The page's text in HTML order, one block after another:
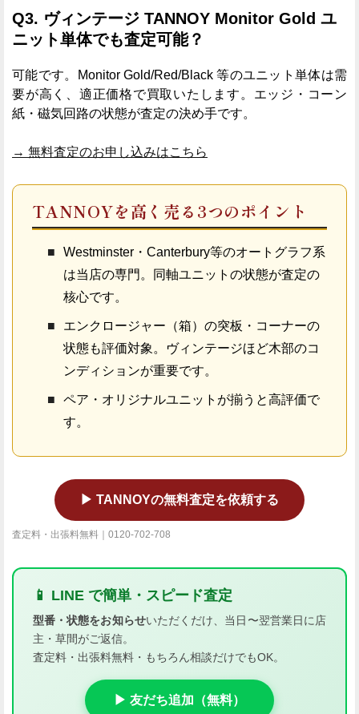
Q3. ヴィンテージ TANNOY Monitor Gold ユ
ニット単体でも査定可能？
可能です。Monitor Gold/Red/Black 等のユニット単体は需
要が高く、適正価格で買取いたします。エッジ・コーン
紙・磁気回路の状態が査定の決め手です。
→ 無料査定のお申し込みはこちら
TANNOYを高く売る3つのポイント
Westminster・Canterbury等のオートグラフ系
は当店の専門。同軸ユニットの状態が査定の
核心です。
エンクロージャー（箱）の突板・コーナーの
状態も評価対象。ヴィンテージほど木部のコ
ンディションが重要です。
ペア・オリジナルユニットが揃うと高評価で
す。
▶ TANNOYの無料査定を依頼する
査定料・出張料無料｜0120-702-708
📱 LINE で簡単・スピード査定
型番・状態をお知らせいただくだけ、当日〜翌営業日に店
主・草間がご返信。
査定料・出張料無料・もちろん相談だけでもOK。
▶ 友だち追加（無料）